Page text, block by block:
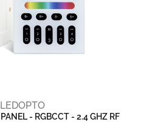
- RGBCCT - 2.4 GHZ RF